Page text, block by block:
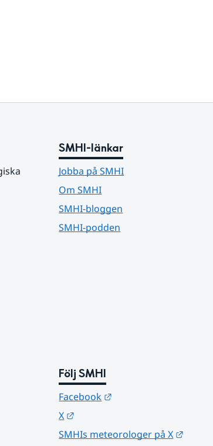
SMHI-länkar
Jobba på SMHI
Om SMHI
SMHI-bloggen
SMHI-podden
Följ SMHI
Facebook
X
SMHIs meteorologer på X